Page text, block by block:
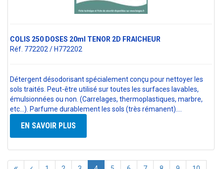
COLIS 250 DOSES 20ml TENOR 2D FRAICHEUR
Réf. 772202 / H772202
Détergent désodorisant spécialement conçu pour nettoyer les
sols traités. Peut-être utilisé sur toutes les surfaces lavables,
émulsionnées ou non. (Carrelages, thermoplastiques, marbre,
etc...). Parfume durablement les sols (très rémanent).…
EN SAVOIR PLUS